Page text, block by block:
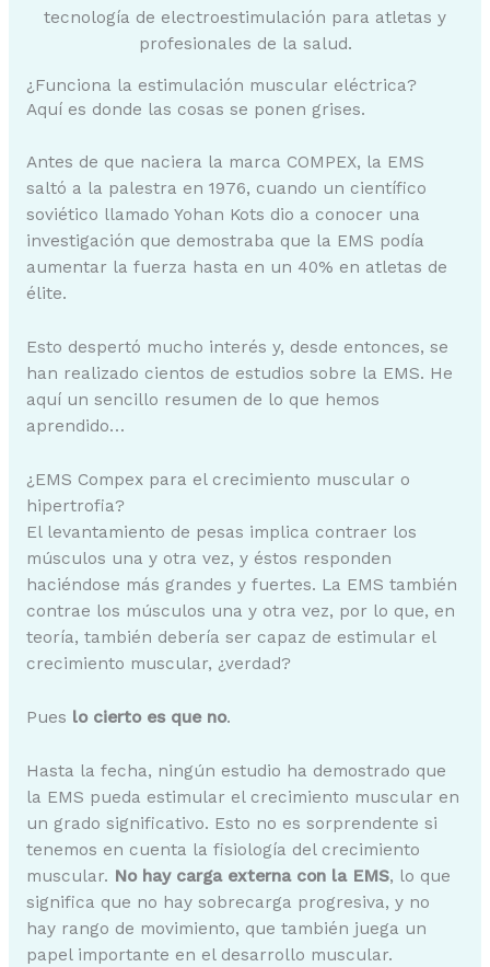
tecnología de electroestimulación para atletas y
profesionales de la salud.
¿Funciona la estimulación muscular eléctrica?
Aquí es donde las cosas se ponen grises.
Antes de que naciera la marca COMPEX, la EMS
saltó a la palestra en 1976, cuando un científico
soviético llamado Yohan Kots dio a conocer una
investigación que demostraba que la EMS podía
aumentar la fuerza hasta en un 40% en atletas de
élite.
Esto despertó mucho interés y, desde entonces, se
han realizado cientos de estudios sobre la EMS. He
aquí un sencillo resumen de lo que hemos
aprendido…
¿EMS Compex para el crecimiento muscular o
hipertrofia?
El levantamiento de pesas implica contraer los
músculos una y otra vez, y éstos responden
haciéndose más grandes y fuertes. La EMS también
contrae los músculos una y otra vez, por lo que, en
teoría, también debería ser capaz de estimular el
crecimiento muscular, ¿verdad?
Pues lo cierto es que no.
Hasta la fecha, ningún estudio ha demostrado que
la EMS pueda estimular el crecimiento muscular en
un grado significativo. Esto no es sorprendente si
tenemos en cuenta la fisiología del crecimiento
muscular. No hay carga externa con la EMS, lo que
significa que no hay sobrecarga progresiva, y no
hay rango de movimiento, que también juega un
papel importante en el desarrollo muscular.